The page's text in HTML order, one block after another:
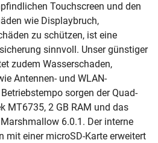
Touchscreen und den
wie Displaybruch,
zu schützen, ist eine
sinnvoll. Unser günstiger
zudem Wasserschaden,
Antennen- und WLAN-
sorgen der Quad-
MT6735, 2 GB RAM und das
6.0.1. Der interne
mit einer microSD-Karte erweitert